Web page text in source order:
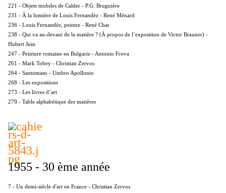
221 - Objets mobiles de Calder - P.G. Bruguière
231 - À la lumière de Louis Fernandèz - René Ménard
236 - Louis Fernandèz, peintre - René Char
238 - Qui va au-devant de la matière ? (À propos de l’exposition de Victor Brauner) -
Hubert Juin
247 - Peinture romaine en Bulgarie - Antonio Frova
261 - Mark Tobey - Christian Zervos
264 - Santomaso - Umbro Apollonio
268 - Les expositions
273 - Les livres d’art
279 - Table alphabétique des matières
1955 - 30 ème année
7 - Un demi-siècle d'art en France - Christian Zervos